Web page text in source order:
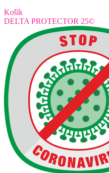
Košík
DELTA PROTECTOR 25©